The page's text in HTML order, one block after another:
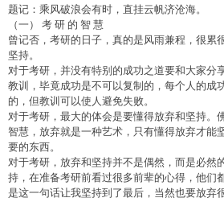
题记：乘风破浪会有时，直挂云帆济沧海。
（一） 考 研 的 智 慧
曾记否，考研的日子，真的是风雨兼程，很累
坚持。
对于考研，并没有特别的成功之道要和大家分
教训，毕竟成功是不可以复制的，每个人的成
的，但教训可以使人避免失败。
对于考研，最大的体会是要懂得放弃和坚持。
智慧，放弃就是一种艺术，只有懂得放弃才能
要的东西。
对于考研，放弃和坚持并不是偶然，而是必然
持，在准备考研前看过很多前辈的心得，他们
是这一句话让我坚持到了最后，当然也要放弃